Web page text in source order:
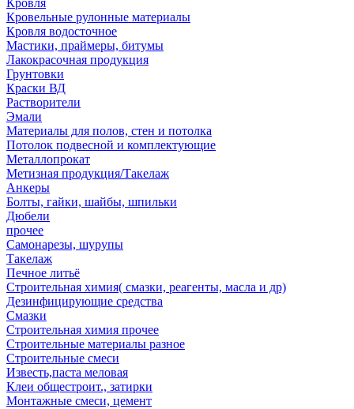
Кровля
Кровельные рулонные материалы
Кровля водосточное
Мастики, праймеры, битумы
Лакокрасочная продукция
Грунтовки
Краски ВД
Растворители
Эмали
Материалы для полов, стен и потолка
Потолок подвесной и комплектующие
Металлопрокат
Метизная продукция/Такелаж
Анкеры
Болты, гайки, шайбы, шпильки
Дюбели
прочее
Самонарезы, шурупы
Такелаж
Печное литьё
Строительная химия( смазки, реагенты, масла и др)
Дезинфицирующие средства
Смазки
Строительная химия прочее
Строительные материалы разное
Строительные смеси
Известь,паста меловая
Клеи общестроит., затирки
Монтажные смеси, цемент